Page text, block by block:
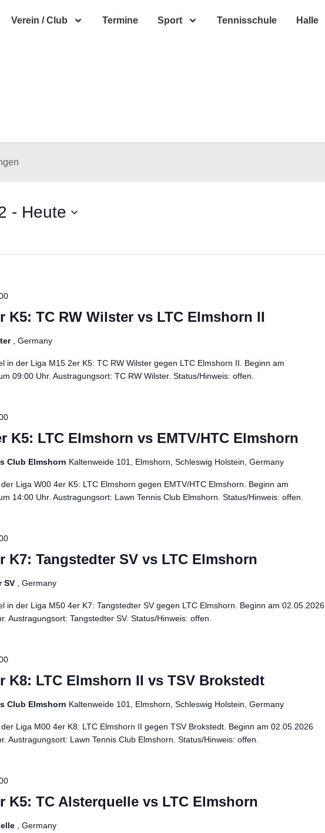
Verein / Club Termine Sport Tennisschule Halle
- Heute
K5: TC RW Wilster vs LTC Elmshorn II
, Germany
in der Liga M15 2er K5: TC RW Wilster gegen LTC Elmshorn II. Beginn am
09:00 Uhr. Austragungsort: TC RW Wilster. Status/Hinweis: offen.
K5: LTC Elmshorn vs EMTV/HTC Elmshorn
Club Elmshorn Kaltenweide 101, Elmshorn, Schleswig Holstein, Germany
Liga W00 4er K5: LTC Elmshorn gegen EMTV/HTC Elmshorn. Beginn am
14:00 Uhr. Austragungsort: Lawn Tennis Club Elmshorn. Status/Hinweis: offen.
K7: Tangstedter SV vs LTC Elmshorn
SV , Germany
in der Liga M50 4er K7: Tangstedter SV gegen LTC Elmshorn. Beginn am 02.05.2026
Austragungsort: Tangstedter SV. Status/Hinweis: offen.
K8: LTC Elmshorn II vs TSV Brokstedt
Club Elmshorn Kaltenweide 101, Elmshorn, Schleswig Holstein, Germany
Liga M00 4er K8: LTC Elmshorn II gegen TSV Brokstedt. Beginn am 02.05.2026
Austragungsort: Lawn Tennis Club Elmshorn. Status/Hinweis: offen.
K5: TC Alsterquelle vs LTC Elmshorn
, Germany